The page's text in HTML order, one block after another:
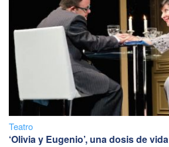
Teatro
‘Olivia y Eugenio’, una dosis de vida